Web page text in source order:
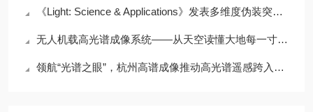
《Light: Science & Applications》发表多维度伪装突破性成果
无人机载高光谱成像系统——从天空读懂大地每一寸物质的光谱密码
领航“光谱之眼”，杭州高谱成像推动高光谱遥感跨入智感时代